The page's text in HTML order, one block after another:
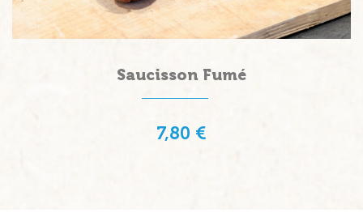
Saucisson Fumé
7,80 €